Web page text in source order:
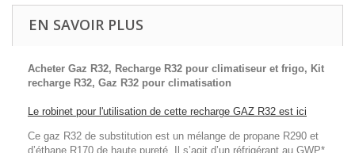
EN SAVOIR PLUS
Acheter Gaz R32, Recharge R32 pour climatiseur et frigo, Kit
recharge R32, Gaz R32 pour climatisation
Le robinet pour l'utilisation de cette recharge GAZ R32 est ici
Ce gaz R32 de substitution est un mélange de propane R290 et
d’éthane R170 de haute pureté. Il s’agit d’un réfrigérant au GWP*